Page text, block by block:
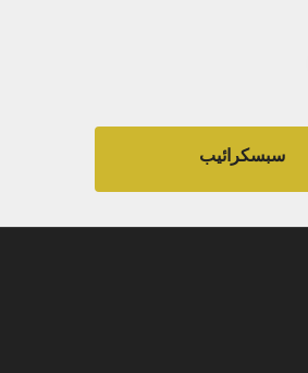
سبسکرائیب